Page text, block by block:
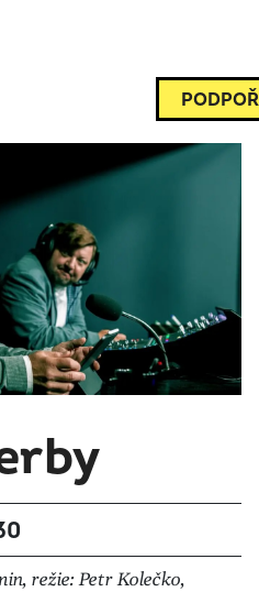
režie: Petr Kolečko,